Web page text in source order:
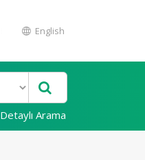
English
Detaylı Arama